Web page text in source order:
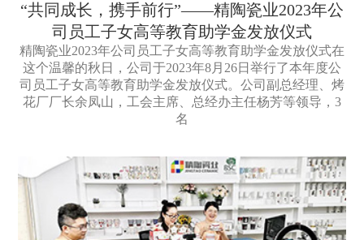
“共同成长，携手前行”——精陶瓷业2023年公
司员工子女高等教育助学金发放仪式
精陶瓷业2023年公司员工子女高等教育助学金发放仪式在
这个温馨的秋日，公司于2023年8月26日举行了本年度公
司员工子女高等教育助学金发放仪式。公司副总经理、烤
花厂厂长余凤山，工会主席、总经办主任杨芳等领导，3
名